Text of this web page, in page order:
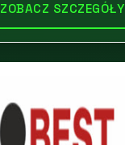
ZOBACZ SZCZEGÓŁY